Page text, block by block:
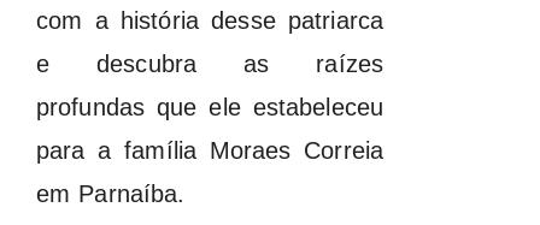
com a história desse patriarca
e descubra as raízes
profundas que ele estabeleceu
para a família Moraes Correia
em Parnaíba.